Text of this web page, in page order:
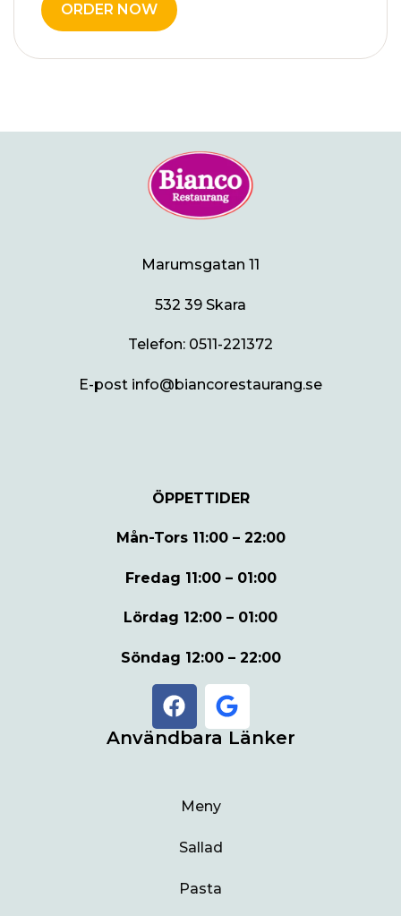
ORDER NOW
Marumsgatan 11
532 39 Skara
Telefon: 0511-221372
E-post info@biancorestaurang.se
ÖPPETTIDER
Mån-Tors 11:00 – 22:00
Fredag 11:00 – 01:00
Lördag 12:00 – 01:00
Söndag 12:00 – 22:00
Användbara Länker
Meny
Sallad
Pasta